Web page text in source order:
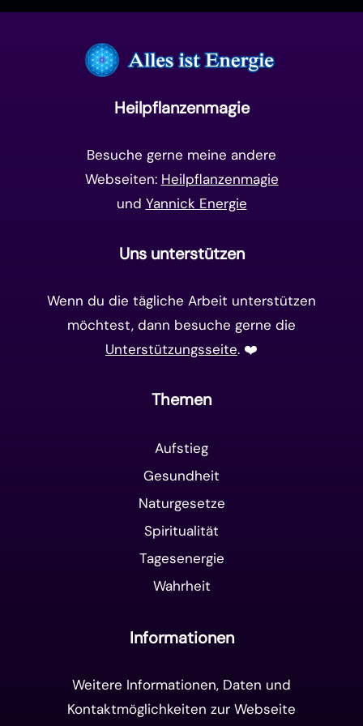
Unterbewusstsein
Heilpflanzenmagie
Besuche gerne meine andere
Webseiten: Heilpflanzenmagie
und Yannick Energie
Uns unterstützen
Wenn du die tägliche Arbeit unterstützen
möchtest, dann besuche gerne die
Unterstützungsseite. ❤️️
Themen
Aufstieg
Gesundheit
Naturgesetze
Spiritualität
Tagesenergie
Wahrheit
Informationen
Weitere Informationen, Daten und
Kontaktmöglichkeiten zur Webseite